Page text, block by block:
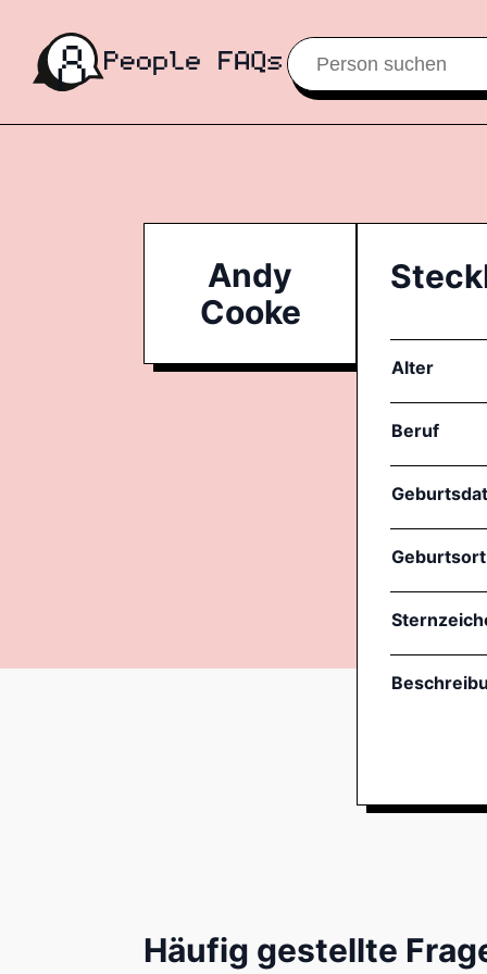
Andy
Cooke
Alter
Beruf
Geburtsort
Häufig gestellte